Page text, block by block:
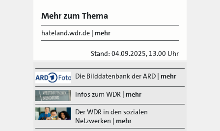
Mehr zum Thema
hateland.wdr.de | mehr
Stand: 04.09.2025, 13.00 Uhr
Die Bilddatenbank der ARD | mehr
Infos zum WDR | mehr
Der WDR in den sozialen
Netzwerken | mehr